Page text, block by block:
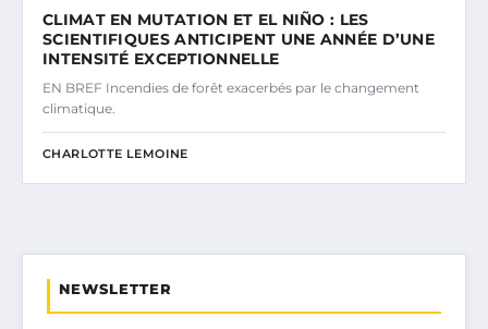
CLIMAT EN MUTATION ET EL NIÑO : LES
SCIENTIFIQUES ANTICIPENT UNE ANNÉE D’UNE
INTENSITÉ EXCEPTIONNELLE
EN BREF Incendies de forêt exacerbés par le changement
climatique.
CHARLOTTE LEMOINE
NEWSLETTER